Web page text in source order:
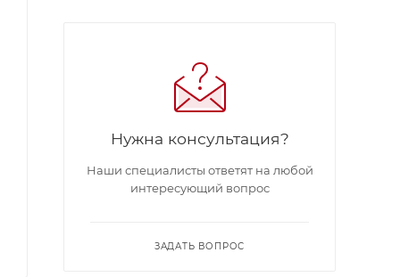
Нужна консультация?
Наши специалисты ответят на любой
интересующий вопрос
ЗАДАТЬ ВОПРОС